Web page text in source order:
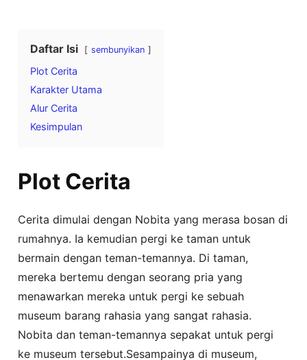
Daftar Isi sembunyikan
Plot Cerita
Karakter Utama
Alur Cerita
Kesimpulan
Plot Cerita
Cerita dimulai dengan Nobita yang merasa bosan di
rumahnya. Ia kemudian pergi ke taman untuk
bermain dengan teman-temannya. Di taman,
mereka bertemu dengan seorang pria yang
menawarkan mereka untuk pergi ke sebuah
museum barang rahasia yang sangat rahasia.
Nobita dan teman-temannya sepakat untuk pergi
ke museum tersebut.Sesampainya di museum,